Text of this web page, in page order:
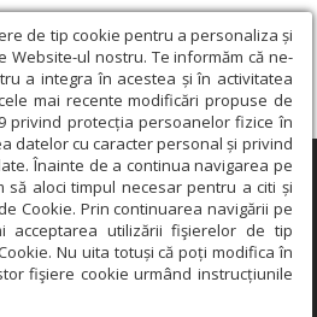
de tip cookie pentru a personaliza și
ul nostru. Te informăm că ne-
a integra în acestea și în activitatea
mai recente modificări propuse de
privind protecția persoanelor fizice în
datelor cu caracter personal și privind
Înainte de a continua navigarea pe
să aloci timpul necesar pentru a citi și
Cookie. Prin continuarea navigării pe
acceptarea utilizării fişierelor de tip
Nu uita totuși că poți modifica în
fişiere cookie urmând instrucțiunile
×